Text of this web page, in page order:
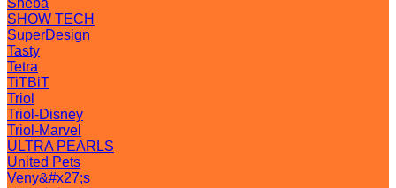
Sheba
SHOW TECH
SuperDesign
Tasty
Tetra
TiTBiT
Triol
Triol-Disney
Triol-Marvel
ULTRA PEARLS
United Pets
Veny&#x27;s